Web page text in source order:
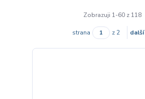
Zobrazuji 1-60 z 118
strana z 2 další